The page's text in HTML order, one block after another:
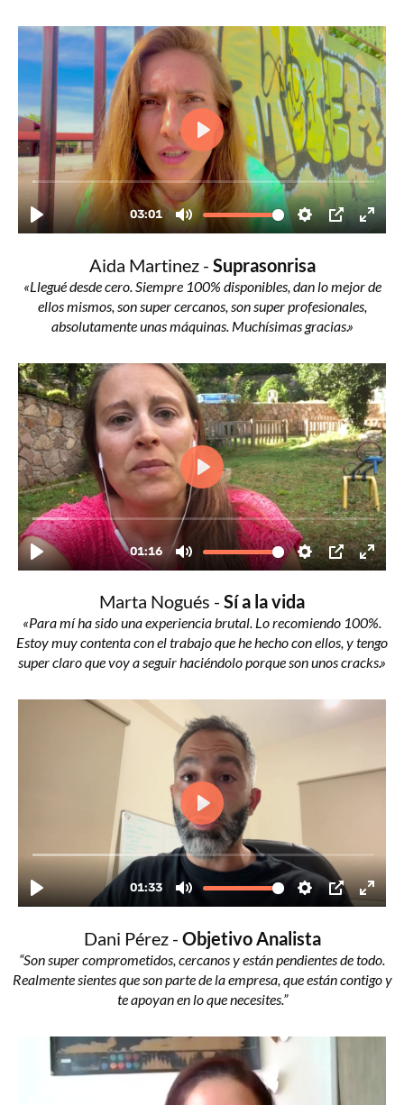
Aida Martinez - Suprasonrisa
«Llegué desde cero. Siempre 100% disponibles, dan lo mejor de
ellos mismos, son super cercanos, son super profesionales,
absolutamente unas máquinas. Muchísimas gracias.»
Marta Nogués - Sí a la vida
«Para mí ha sido una experiencia brutal. Lo recomiendo 100%.
Estoy muy contenta con el trabajo que he hecho con ellos, y tengo
super claro que voy a seguir haciéndolo porque son unos cracks.»
Dani Pérez - Objetivo Analista
“Son super comprometidos, cercanos y están pendientes de todo.
Realmente sientes que son parte de la empresa, que están contigo y
te apoyan en lo que necesites.”